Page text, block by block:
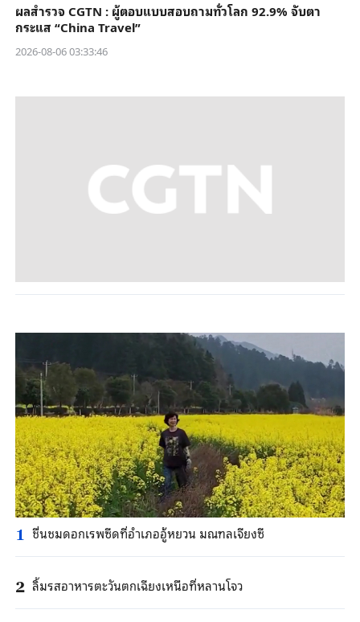
ผลสำรวจ CGTN : ผู้ตอบแบบสอบถามทั่วโลก 92.9% จับตา
กระแส “China Travel”
2026-08-06 03:33:46
1 ชื่นชมดอกเรพซีดที่อำเภออู้หยวน มณฑลเจียงซี
2 ลิ้มรสอาหารตะวันตกเฉียงเหนือที่หลานโจว